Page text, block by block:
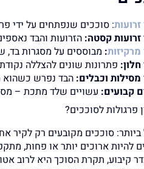
: סוככים שנפתחים על ידי
זרועות קסטה: הזרועות והבד
מרקיזות: מבוססים על מסגרות בד,
פתרונות שונים להצללה
מסילות וכבלים: הבד נפרש כשהוא
קבועים: עשויים שלד מתכת –
פרגולות לסוככים?
ביותר: סוככים מקובעים רק לקיר
להיות ארוכים יותר או פחות,
קיבוע, תקרת הסוכך היא לרוב